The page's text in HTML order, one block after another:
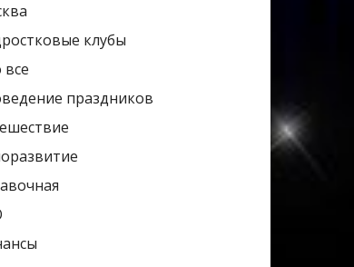
клубы
праздников